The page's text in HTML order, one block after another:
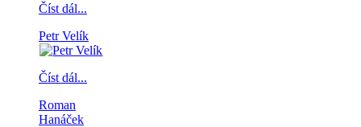
Číst dál...
Petr Velík
Číst dál...
Roman
Hanáček